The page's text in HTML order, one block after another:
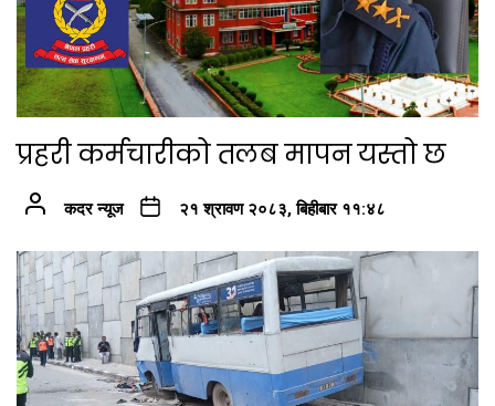
प्रहरी कर्मचारीको तलब मापन यस्तो छ
कदर न्यूज २१ श्रावण २०८३, बिहीबार ११:४८